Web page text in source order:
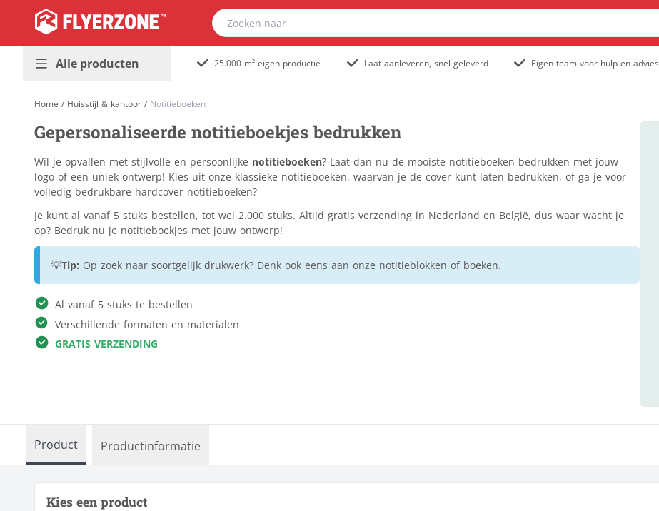
Alle producten
buitenreclame
Promotiedrukwerk
Huisstijl &
kantoor
Horeca &
evenement
etiketten
relatiegeschenken
Kleding & textiel
Alle producten
Dibond
Populair
Foamboard
Forex
Populair
Gevelreclame
Golfkarton
Immoborden
Massief karton
Stoepborden
Tuinposter
Outdoor rollup banners
25.000 m² eigen productie Laat aanleveren, snel geleverd Eigen team voor hulp en advies
Home / Huisstijl & kantoor / Notitieboeken
Gepersonaliseerde notitieboekjes bedrukken
Wil je opvallen met stijlvolle en persoonlijke notitieboeken? Laat dan nu de mooiste notitieboeken bedrukken met jouw
logo of een uniek ontwerp! Kies uit onze klassieke notitieboeken, waarvan je de cover kunt laten bedrukken, of ga je voor
volledig bedrukbare hardcover notitieboeken?
Je kunt al vanaf 5 stuks bestellen, tot wel 2.000 stuks. Altijd gratis verzending in Nederland en België, dus waar wacht je
op? Bedruk nu je notitieboekjes met jouw ontwerp!
💡Tip: Op zoek naar soortgelijk drukwerk? Denk ook eens aan onze notitieblokken of boeken.
Al vanaf 5 stuks te bestellen
Verschillende formaten en materialen
GRATIS VERZENDING
Product Productinformatie
Kies een product